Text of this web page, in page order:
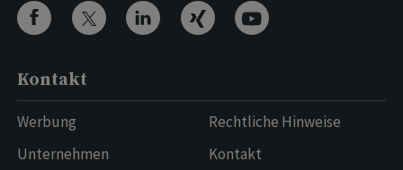
Kontakt
Werbung
Unternehmen
Rechtliche Hinweise
Kontakt